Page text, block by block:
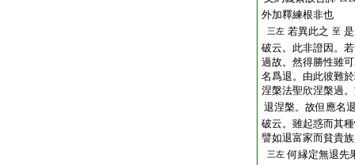
外加釋練根非也
三左 若異此之 至
破云。此非證因。
過故。然得勝性雖
名爲退。由此彼難
涅槃法聖欣涅槃過
退涅槃。故但應名
破云。雖起惑而其
譬如退富家而貧貴
三左 何縁定無退